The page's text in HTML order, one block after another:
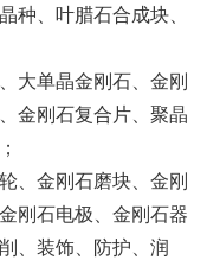
种、叶腊石合成块、
大单晶金刚石、金刚
金刚石复合片、聚晶
、金刚石磨块、金刚
刚石电极、金刚石器
、装饰、防护、润